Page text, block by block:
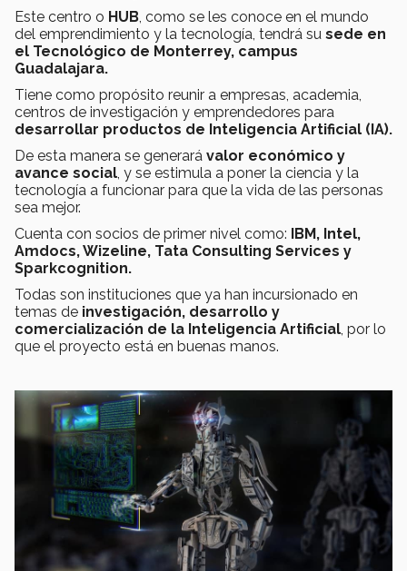
Este centro o HUB , como se les conoce en el mundo
del emprendimiento y la tecnología, tendrá su sede en
el Tecnológico de Monterrey, campus
Guadalajara.
Tiene como propósito reunir a empresas, academia,
centros de investigación y emprendedores para
desarrollar productos de Inteligencia Artificial (IA).
De esta manera se generará valor económico y
avance social , y se estimula a poner la ciencia y la
tecnología a funcionar para que la vida de las personas
sea mejor.
Cuenta con socios de primer nivel como: IBM, Intel,
Amdocs, Wizeline, Tata Consulting Services y
Sparkcognition.
Todas son instituciones que ya han incursionado en
temas de investigación, desarrollo y
comercialización de la Inteligencia Artificial , por lo
que el proyecto está en buenas manos.